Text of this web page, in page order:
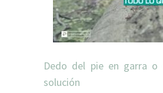
Dedo del pie en garra
solución